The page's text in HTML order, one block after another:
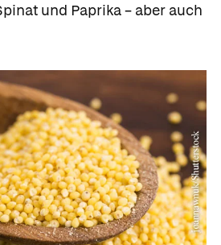
und Paprika – aber auch